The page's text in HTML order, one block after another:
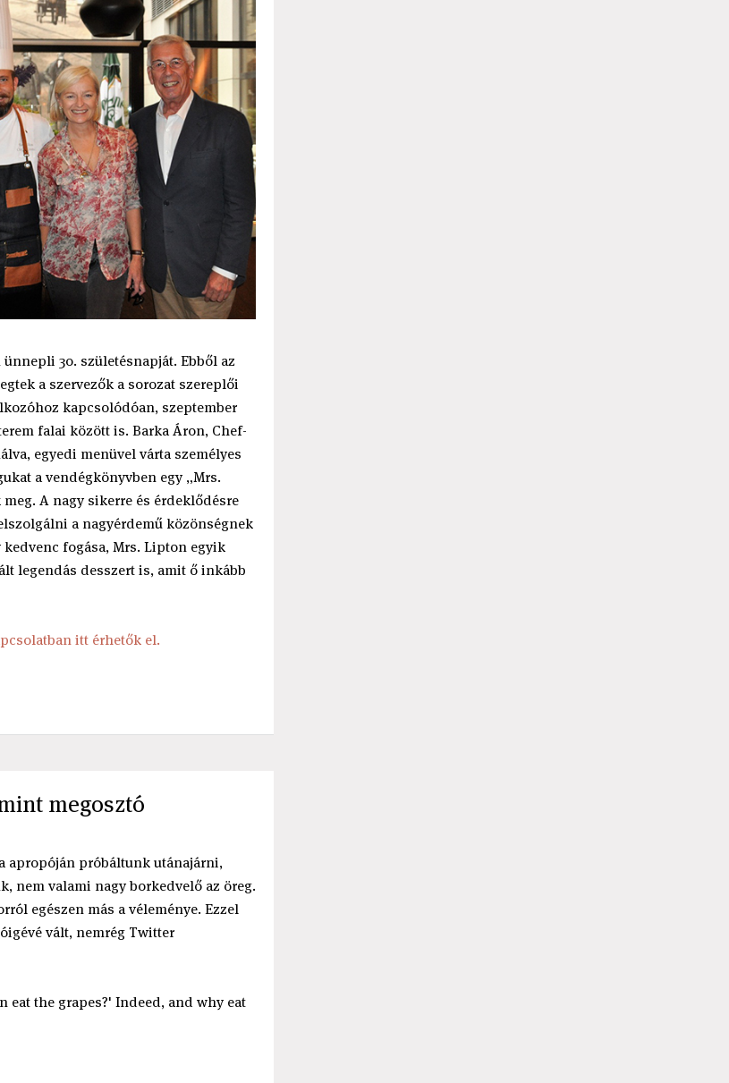
30. születésnapját. Ebből az
a szervezők a sorozat szereplői
kapcsolódóan, szeptember
falai között is. Barka Áron, Chef-
egyedi menüvel várta személyes
a vendégkönyvben egy „Mrs.
A nagy sikerre és érdeklődésre
a nagyérdemű közönségnek
kedvenc fogása, Mrs. Lipton egyik
legendás desszert is, amit ő inkább
itt érhetők el.
megosztó
apropóján próbáltunk utánajárni,
nem valami nagy borkedvelő az öreg.
egészen más a véleménye. Ezzel
vált, nemrég Twitter
the grapes?' Indeed, and why eat